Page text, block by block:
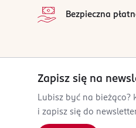
Bezpieczna
Zapisz się na
Lubisz być na bieżąco?
i zapisz się do